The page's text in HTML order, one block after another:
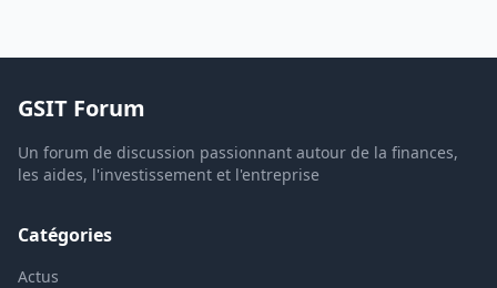
GSIT Forum
Un forum de discussion passionnant autour de la finances,
les aides, l'investissement et l'entreprise
Catégories
Actus